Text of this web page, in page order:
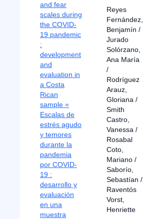
and fear
scales during
the COVID-
19 pandemic
:
development
and
evaluation in
a Costa
Rican
sample =
Escalas de
estrés agudo
y temores
durante la
pandemia
por COVID-
19 :
desarrollo y
evaluación
en una
muestra
Reyes
Fernández,
Benjamín /
Jurado
Solórzano,
Ana María
/
Rodríguez
Arauz,
Gloriana /
Smith
Castro,
Vanessa /
Rosabal
Coto,
Mariano /
Saborío,
Sebastían /
Raventós
Vorst,
Henriette